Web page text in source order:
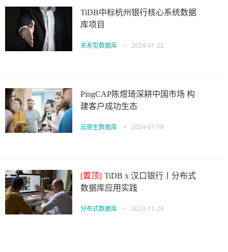
TiDB中标杭州银行核心系统数据
库项目
关系型数据库 • 2024-01-22
PingCAP陈煜琦深耕中国市场 构
建客户成功生态
云原生数据库 • 2024-01-18
[置顶] TiDB x 汉口银行丨分布式
数据库应用实践
分布式数据库 • 2023-11-24